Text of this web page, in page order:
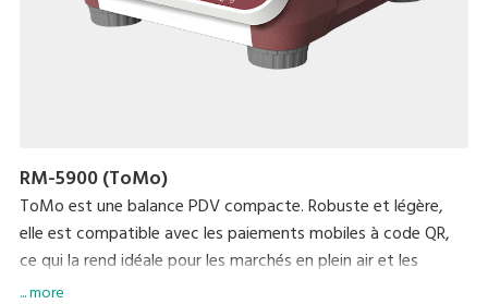
RM-5900 (ToMo)
ToMo est une balance PDV compacte. Robuste et légère,
elle est compatible avec les paiements mobiles à code QR,
ce qui la rend idéale pour les marchés en plein air et les
configurations de restauration mobiles. Bien que de
... more